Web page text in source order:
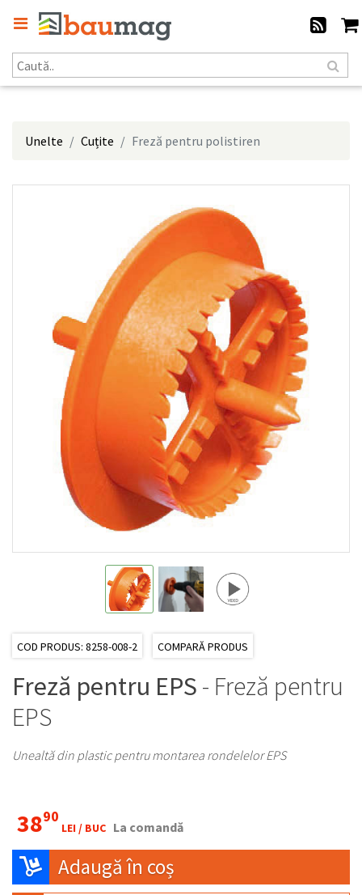
Unelte Cuțite Freză pentru polistiren
COD PRODUS: 8258-008-2 COMPARĂ PRODUS
Freză pentru EPS - Freză pentru
EPS
Unealtă din plastic pentru montarea rondelelor EPS
3890
LEI / BUC La comandă
Adaugă în coș